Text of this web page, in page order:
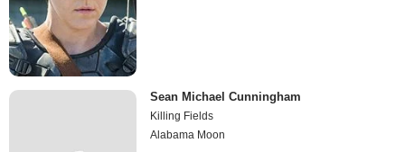
Sean Michael Cunningham
Killing Fields
Alabama Moon